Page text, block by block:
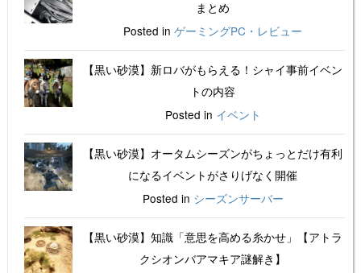
まとめ
Posted in ゲーミングPC・レビュー
【黒い砂漠】新ロバがもらえる！シャイ事前イベン
トの内容
Posted in イベント
【黒い砂漠】オータムシーズンがちょっとだけ有利
になるイベントがさりげなく開催
Posted in シーズンサーバー
【黒い砂漠】知識「意思を高める糸かせ」【アトラ
クシオンバアマキア謎解き】